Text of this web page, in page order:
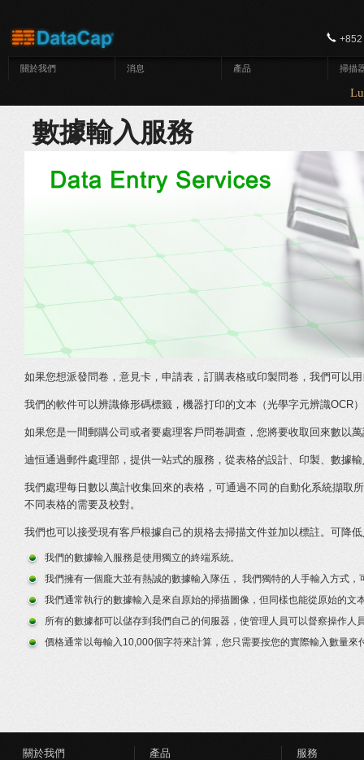
關於我們 消息 產品 掃描
數據輸入服務
如果您想派發問卷，意見卡，申請表，訂購表格或印製問卷，我們可以
我們的軟件可以辨識條形碼標籤，機器打印的文本（光學字元辨識OCR
如果您是一間郵購公司或者要處理客戶問卷調查，您將要收取回來數以
迪恒通過郵件處理部，提供一站式的服務，從表格的設計、印製、數據
我們處理每日數以萬計收集回來的表格，可通過不同的自動化系統擷
不同表格的需要及校對。
我們也可以接受現有客戶根據自己的規格去掃描文件並加以標註。可降
我們的數據輸入服務是使用獨立的終端系統。
我們擁有一個龐大並有熱誠的數據輸入隊伍， 我們獨特的人手輸入方式
我們通常執行的數據輸入是來自原始的掃描圖像，但同樣也能從原始的文
所有的數據都可以儲存到我們自己的伺服器，使管理人員可以督察操作人
價格通常以每輸入10,000個字符來計算，您只需要按您的實際輸入數量來
關於我們 產品 服務